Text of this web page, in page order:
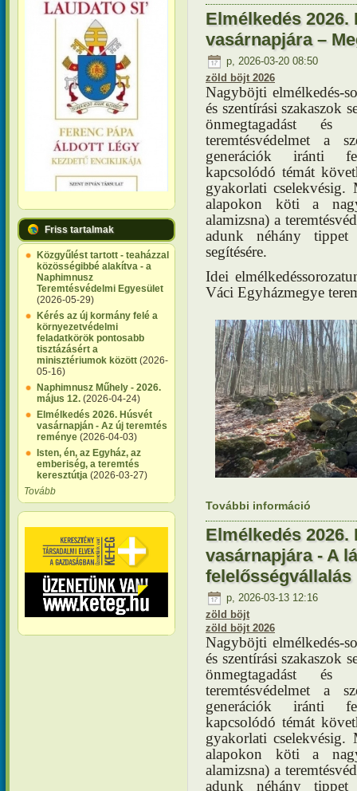
Friss tartalmak
Közgyűlést tartott - teaházzal
közösségibbé alakítva - a
Naphimnusz
Teremtésvédelmi Egyesület
(2026-05-29)
Kérés az új kormány felé a
környezetvédelmi
feladatkörök pontosabb
tisztázásért a
minisztériumok között (2026-
05-16)
Naphimnusz Műhely - 2026.
május 12. (2026-04-24)
Elmélkedés 2026. Húsvét
vasárnapján - Az új teremtés
reménye (2026-04-03)
Isten, én, az Egyház, az
emberiség, a teremtés
keresztútja (2026-03-27)
Tovább
Elmélkedés 2026.
vasárnapjára –
p, 2026-03-20 08:50
zöld böjt 2026
Nagyböjti elmélkedés-
és szentírási szakaszok
önmegtagadást
teremtésvédelmet a
generációk iránti
kapcsolódó témát
gyakorlati cselekvésig.
alapokon köti a
alamizsna) a
adunk néhány tippet
segítésére.
Idei
Váci Egyházmegye
További információ
Elmélkedés 2026.
vasárnapjára - A
felelősségvállalás
p, 2026-03-13 12:16
zöld böjt
zöld böjt 2026
Nagyböjti elmélkedés-
és szentírási szakaszok
önmegtagadást
teremtésvédelmet a
generációk iránti
kapcsolódó témát
gyakorlati cselekvésig.
alapokon köti a
alamizsna) a
adunk néhány tippet